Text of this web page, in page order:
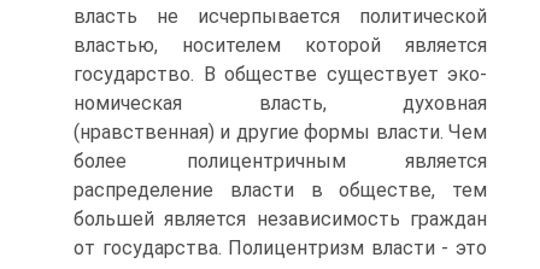
власть не исчерпывается политической
властью, носителем которой является
государство. В обществе существует эко­
номическая власть, духовная
(нравственная) и другие формы власти. Чем
более полицентричным является
распределение власти в обществе, тем
большей явля­ется независимость граждан
от государства. Полицентризм власти - это